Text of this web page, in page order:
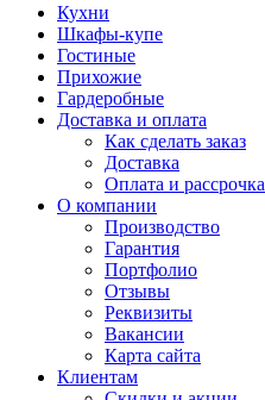
Кухни
Шкафы-купе
Гостиные
Прихожие
Гардеробные
Доставка и оплата
Как сделать заказ
Доставка
Оплата и рассрочка
О компании
Производство
Гарантия
Портфолио
Отзывы
Реквизиты
Вакансии
Карта сайта
Клиентам